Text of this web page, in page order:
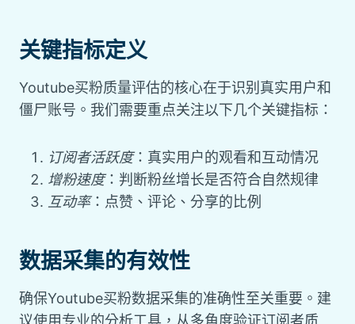
关键指标定义
Youtube买粉质量评估的核心在于识别真实用户和
僵尸账号。我们需要重点关注以下几个关键指标：
订阅者活跃度：真实用户的观看和互动情况
增粉速度：判断粉丝增长是否符合自然规律
互动率：点赞、评论、分享的比例
数据采集的有效性
确保Youtube买粉数据采集的准确性至关重要。建
议使用专业的分析工具，从多角度验证订阅者质